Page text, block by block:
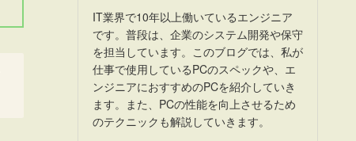
IT業界で10年以上働いているエンジニア
です。普段は、企業のシステム開発や保守
を担当しています。このブログでは、私が
仕事で使用しているPCのスペックや、エ
ンジニアにおすすめのPCを紹介していき
ます。また、PCの性能を向上させるため
のテクニックも解説していきます。